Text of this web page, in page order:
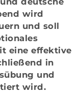
wird
und soll
eine effektive
in
und
wird.